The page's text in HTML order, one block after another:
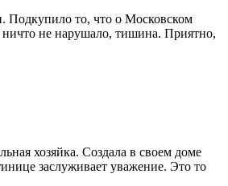
Подкупило то, что о Московском
ничто не нарушало, тишина. Приятно,
хозяйка. Создала в своем доме
заслуживает уважение. Это то